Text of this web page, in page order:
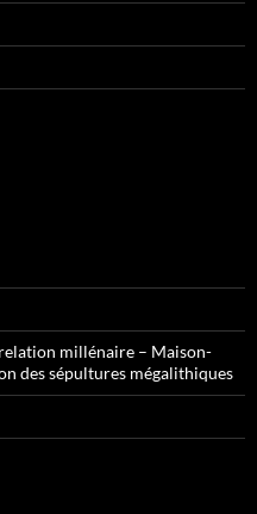
relation millénaire – Maison-
des sépultures mégalithiques